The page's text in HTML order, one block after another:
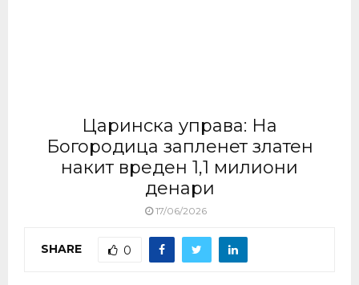
Царинска управа: На
Богородица запленет златен
накит вреден 1,1 милиони
денари
17/06/2026
SHARE 0